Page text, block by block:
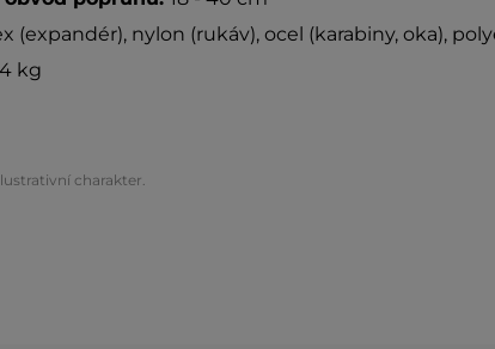
(expandér), nylon (rukáv), ocel (karabiny, oka),
kg
charakter.